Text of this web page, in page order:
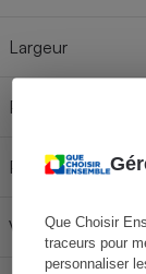
Que Choisir
traceurs pour
personnaliser
Largeur
Profondeur porte
Profondeur
Volume utile